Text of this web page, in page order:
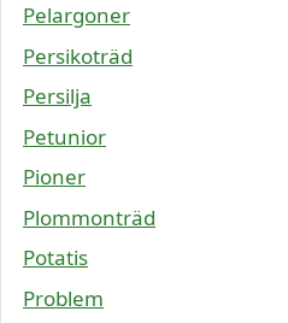
Pelargoner
Persikoträd
Persilja
Petunior
Pioner
Plommonträd
Potatis
Problem